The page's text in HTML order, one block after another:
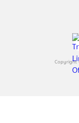
Copyright